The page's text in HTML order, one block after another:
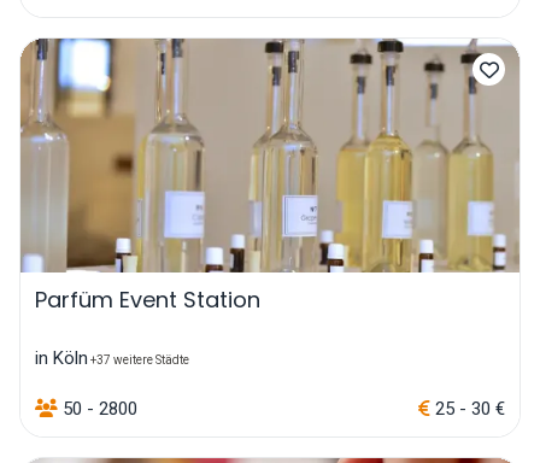
Parfüm Event Station
in Köln +37 weitere Städte
50 - 2800 25 - 30 €